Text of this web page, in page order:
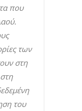
που
των
στη
του